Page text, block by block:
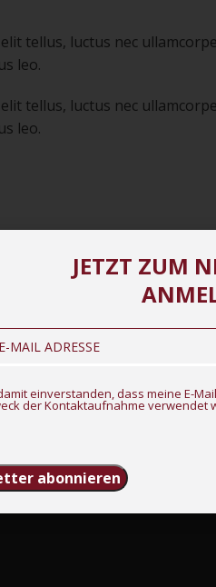
tellus, luctus nec
leo.
tellus, luctus nec
leo.
JETZT ZUM
einverstanden, dass meine E-
der Kontaktaufnahme verwendet
abonnieren